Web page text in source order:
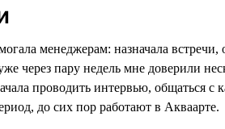
менеджерам: назначала встречи,
через пару недель мне доверили
проводить интервью, общаться с
до сих пор работают в Акваарте.